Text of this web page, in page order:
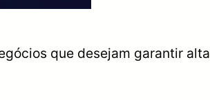
que desejam garantir alta